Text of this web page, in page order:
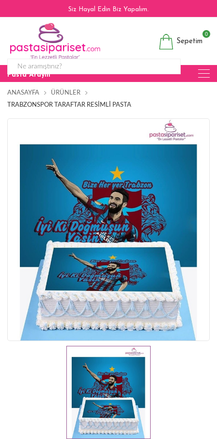
Siz Hayal Edin Biz Yapalım.
Sepetim
0
Pasta Arayın
ANASAYFA
ÜRÜNLER
TRABZONSPOR TARAFTAR RESIMLI PASTA